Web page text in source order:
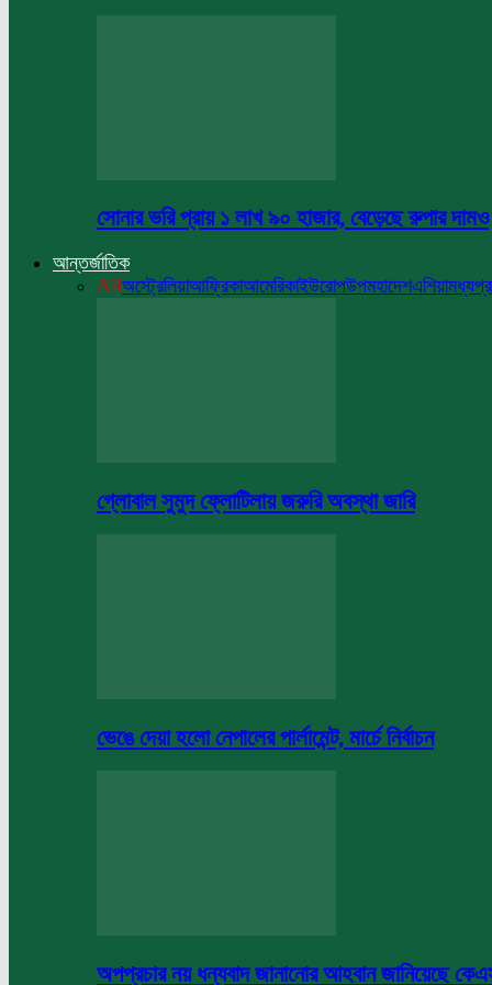
সোনার ভরি প্রায় ১ লাখ ৯০ হাজার, বেড়েছে রুপার দামও
আন্তর্জাতিক
Allঅস্ট্রেলিয়াআফ্রিকাআমেরিকাইউরোপউপমহাদেশএশিয়া
গ্লোবাল সুমুদ ফ্লোটিলায় জরুরি অবস্থা জারি
ভেঙে দেয়া হলো নেপালের পার্লামেন্ট, মার্চে নির্বাচন
অপপ্রচার নয় ধন্যবাদ জানানোর আহবান জানিয়েছে